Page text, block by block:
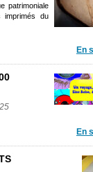
patrimoniale
du
En
En